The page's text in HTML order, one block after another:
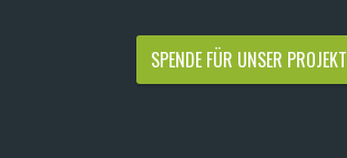
SPENDE FÜR UNSER PROJEKT